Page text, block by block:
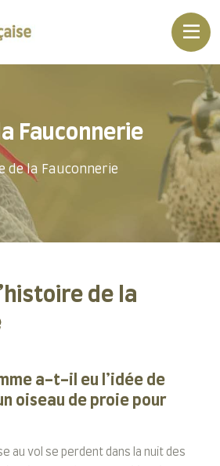
Fauconnerie
de la Fauconnerie
de la
a-t-il eu l’idée de
oiseau de proie pour
au vol se perdent dans la nuit des